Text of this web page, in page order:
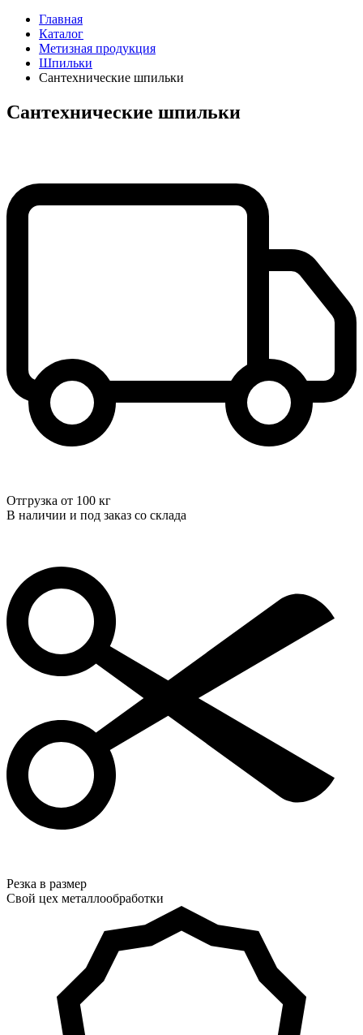
Главная
Каталог
Метизная продукция
Шпильки
Сантехнические шпильки
Сантехнические шпильки
Отгрузка от 100 кг
В наличии и под заказ со склада
Резка в размер
Свой цех металлообработки